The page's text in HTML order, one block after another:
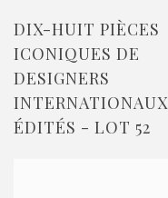
DIX-HUIT PIÈCES
ICONIQUES DE
DESIGNERS
INTERNATIONAUX
ÉDITÉS - LOT 52